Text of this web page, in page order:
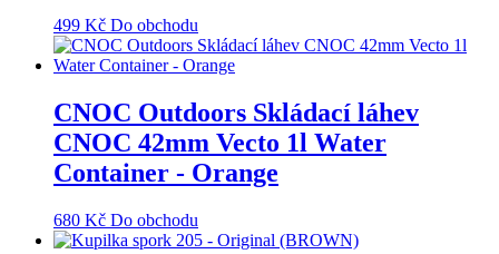
499 Kč Do obchodu
CNOC Outdoors Skládací láhev
CNOC 42mm Vecto 1l Water
Container - Orange
680 Kč Do obchodu